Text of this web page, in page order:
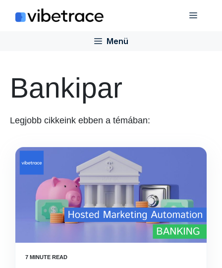
Menü
Menü
Bankipar
Legjobb cikkeink ebben a témában: